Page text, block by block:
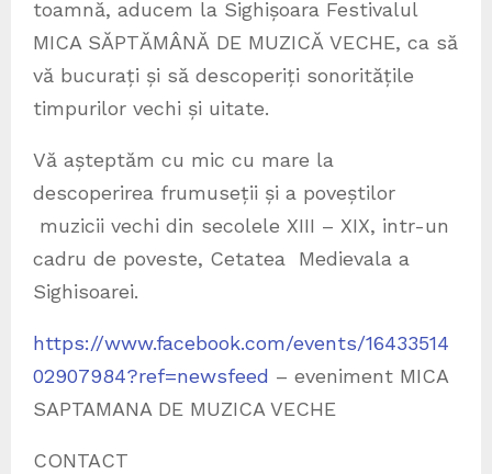
toamnă, aducem la Sighișoara Festivalul
MICA SĂPTĂMÂNĂ DE MUZICĂ VECHE, ca să
vă bucurați și să descoperiți sonoritățile
timpurilor vechi și uitate.
Vă așteptăm cu mic cu mare la
descoperirea frumuseții și a poveștilor
muzicii vechi din secolele XIII – XIX, intr-un
cadru de poveste, Cetatea Medievala a
Sighisoarei.
https://www.facebook.com/events/16433514
02907984?ref=newsfeed – eveniment MICA
SAPTAMANA DE MUZICA VECHE
CONTACT